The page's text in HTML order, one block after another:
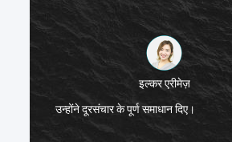
احمد عبدالله
ईरान के दूरसंचार के लिए इस्तेमाल किए
टायको पिकोबैंड कनेक्टर उत्कृष्ट हैं, हमारे
से बहुत संतुष्ट हैं।